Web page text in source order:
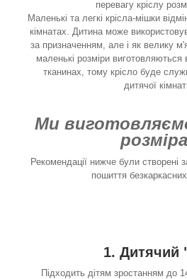
перевагу кріслу
Маленькі та легкі крісла-мішки
кімнатах. Дитина може
за призначенням, але і як велику
маленькі розміри виготовляються
тканинах, тому крісло буде
дитячої
Ми
Рекомендації нижче були створені
пошиття безкаркасних
1. Дитячий
Підходить дітям зростанням до